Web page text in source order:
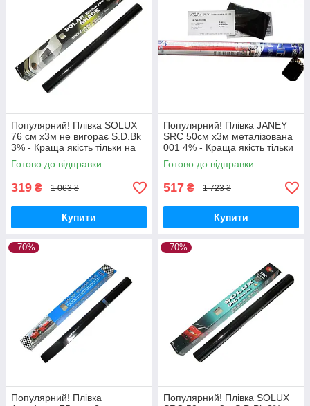
Популярний! Плівка SOLUX
76 см х3м не вигорає S.D.Bk
3% - Краща якість тільки на
Nukleon.com.ua
Готово до відправки
319 ₴ 1 063 ₴
Купити
Популярний! Плівка JANEY
SRC 50см х3м металізована
001 4% - Краща якість тільки
на Nukleon.com.ua
Готово до відправки
517 ₴ 1 723 ₴
Купити
–70%
Популярний! Плівка
–70%
Популярний! Плівка SOLUX